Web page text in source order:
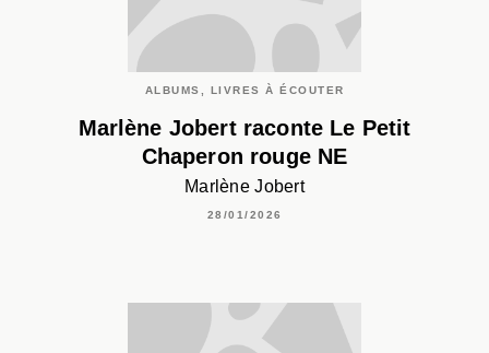
ALBUMS, LIVRES À ÉCOUTER
Marlène Jobert raconte Le Petit
Chaperon rouge NE
Marlène Jobert
28/01/2026